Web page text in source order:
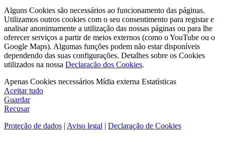
Alguns Cookies são necessários ao funcionamento das páginas.
Utilizamos outros cookies com o seu consentimento para registar e
analisar anonimamente a utilização das nossas páginas ou para lhe
oferecer serviços a partir de meios externos (como o YouTube ou o
Google Maps). Algumas funções podem não estar disponíveis
dependendo das suas configurações. Detalhes sobre os Cookies
utilizados na nossa Declaração dos Cookies.
Apenas Cookies necessários Mídia externa Estatísticas
Aceitar tudo
Guardar
Recusar
Proteção de dados | Aviso legal | Declaração de Cookies